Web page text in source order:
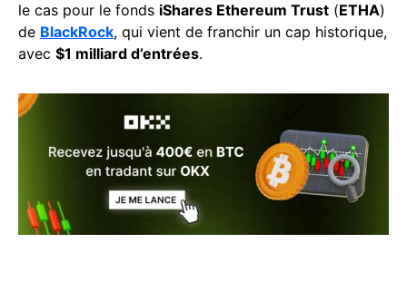
le cas pour le fonds iShares Ethereum Trust (ETHA)
de BlackRock, qui vient de franchir un cap historique,
avec $1 milliard d’entrées.